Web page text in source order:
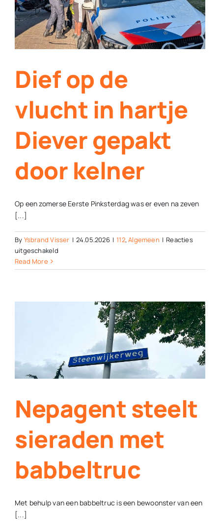
op
dak
Terra
Dief op de
vlucht in hartje
Diever gepakt
door kelner
Op een zomerse Eerste Pinksterdag was er even na zeven
[...]
By Ysbrand Visser | 24.05.2026 | 112,Algemeen | Reacties
uitgeschakeldvoor
op
in
kelner
Read More
Nepagent steelt
sieraden met
babbeltruc
Met behulp van een babbeltruc is een bewoonster van een
[...]